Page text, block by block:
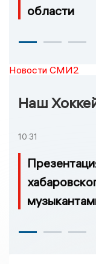
области
Новости СМИ2
Наш
10:31